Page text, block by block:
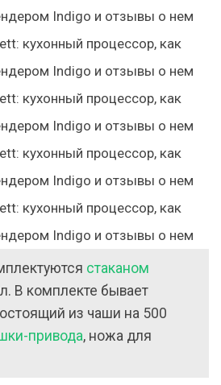
стаканом
В комплекте бывает
из чаши на 500
привода, ножа для